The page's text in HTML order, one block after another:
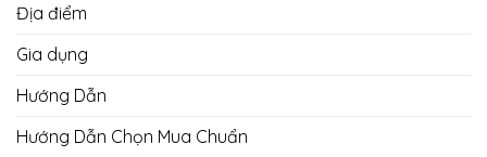
Địa điểm
Gia dụng
Hướng Dẫn
Hướng Dẫn Chọn Mua Chuẩn